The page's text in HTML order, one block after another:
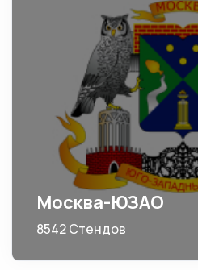
Москва-ЮЗАО
8542 Стендов